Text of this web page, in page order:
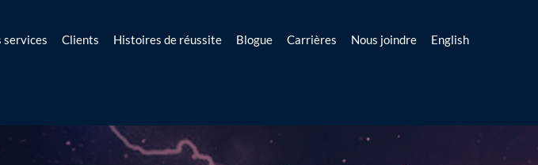
services Clients Histoires de réussite Blogue Carrières Nous joindre English